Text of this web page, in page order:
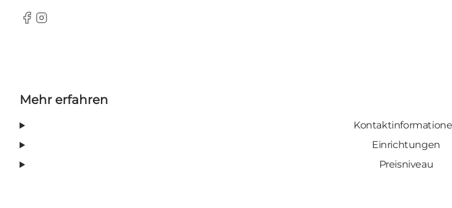
Facebook
Instagram
Mehr erfahren
Einrichtungen
Preisniveau